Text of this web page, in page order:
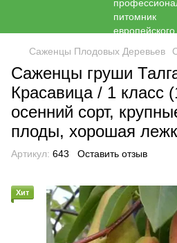
Саженцы Плодовых Деревьев
Саженцы груши
Красавица / 1 класс
осенний сорт,
плоды, хорошая
Артикул: 643 Оставить отзыв
Хит